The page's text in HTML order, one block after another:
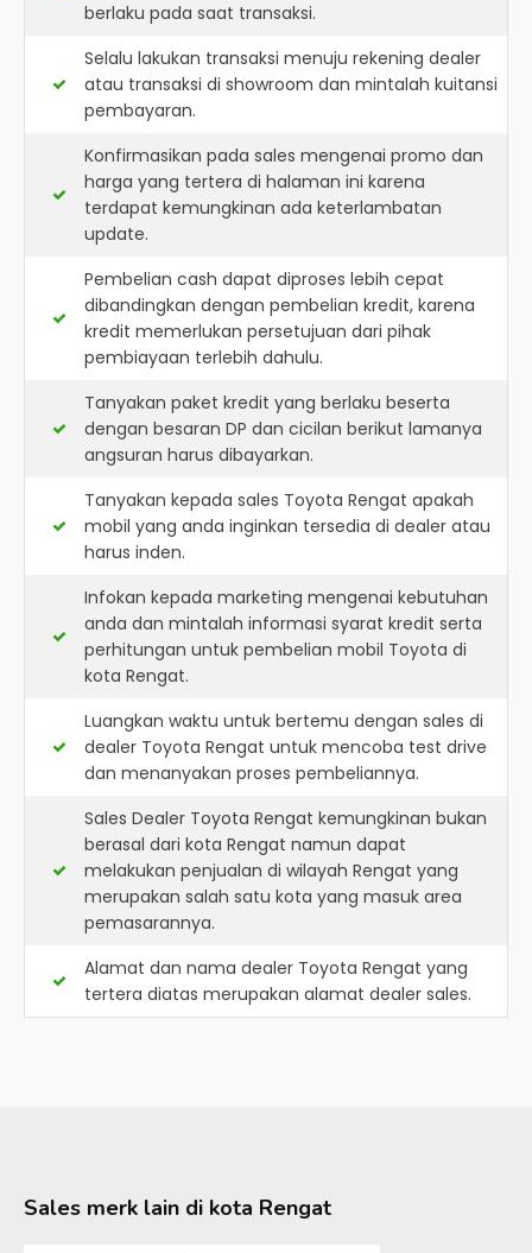
berlaku pada saat transaksi.
Selalu lakukan transaksi menuju rekening dealer
atau transaksi di showroom dan mintalah kuitansi
pembayaran.
Konfirmasikan pada sales mengenai promo dan
harga yang tertera di halaman ini karena
terdapat kemungkinan ada keterlambatan
update.
Pembelian cash dapat diproses lebih cepat
dibandingkan dengan pembelian kredit, karena
kredit memerlukan persetujuan dari pihak
pembiayaan terlebih dahulu.
Tanyakan paket kredit yang berlaku beserta
dengan besaran DP dan cicilan berikut lamanya
angsuran harus dibayarkan.
Tanyakan kepada sales Toyota Rengat apakah
mobil yang anda inginkan tersedia di dealer atau
harus inden.
Infokan kepada marketing mengenai kebutuhan
anda dan mintalah informasi syarat kredit serta
perhitungan untuk pembelian mobil Toyota di
kota Rengat.
Luangkan waktu untuk bertemu dengan sales di
dealer Toyota Rengat untuk mencoba test drive
dan menanyakan proses pembeliannya.
Sales Dealer Toyota Rengat kemungkinan bukan
berasal dari kota Rengat namun dapat
melakukan penjualan di wilayah Rengat yang
merupakan salah satu kota yang masuk area
pemasarannya.
Alamat dan nama dealer Toyota Rengat yang
tertera diatas merupakan alamat dealer sales.
Sales merk lain di kota Rengat